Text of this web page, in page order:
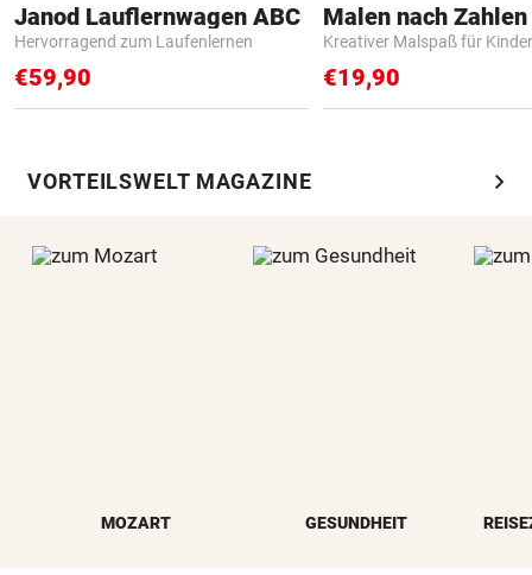
Janod Lauflernwagen ABC
Hervorragend zum Laufenlernen
€59,90
Kreativer Malspaß für Kinder
€19,90
VORTEILSWELT MAGAZINE chevron_right
MOZART GESUNDHEIT